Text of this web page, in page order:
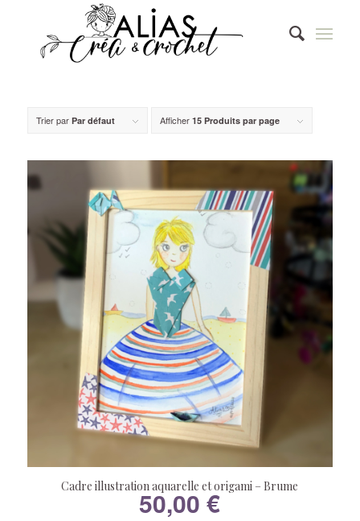
Trier par Par défaut Afficher 15 Produits par page
Cadre illustration aquarelle et origami – Brume
50,00€